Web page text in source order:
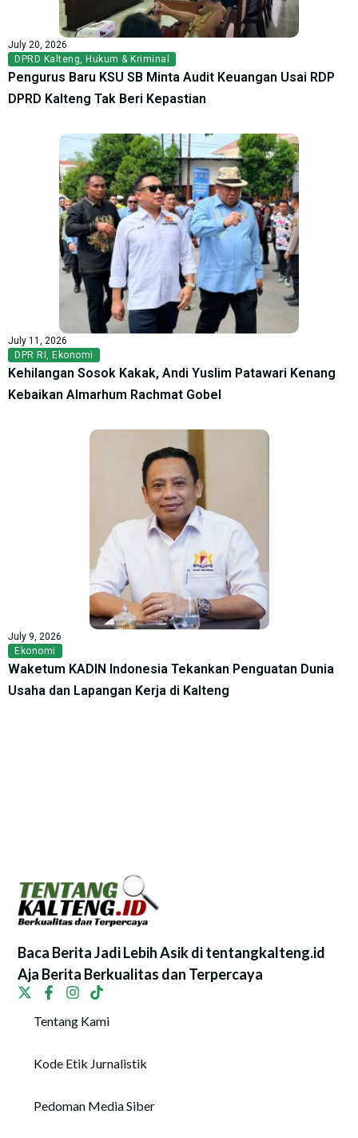
July 20, 2026
DPRD Kalteng, Hukum & Kriminal
Pengurus Baru KSU SB Minta Audit Keuangan Usai RDP
DPRD Kalteng Tak Beri Kepastian
July 11, 2026
DPR RI , Ekonomi
Kehilangan Sosok Kakak, Andi Yuslim Patawari Kenang
Kebaikan Almarhum Rachmat Gobel
July 9, 2026
Ekonomi
Waketum KADIN Indonesia Tekankan Penguatan Dunia
Usaha dan Lapangan Kerja di Kalteng
Baca Berita Jadi Lebih Asik di tentangkalteng.id
Aja Berita Berkualitas dan Terpercaya
Tentang Kami
Kode Etik Jurnalistik
Pedoman Media Siber